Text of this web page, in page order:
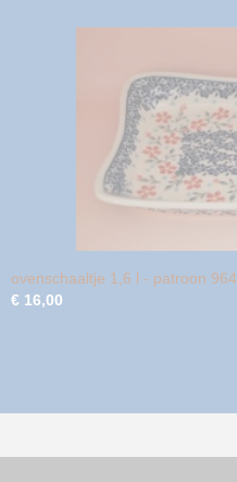
ovenschaaltje 1,6 l - patroon 964
€ 16,00